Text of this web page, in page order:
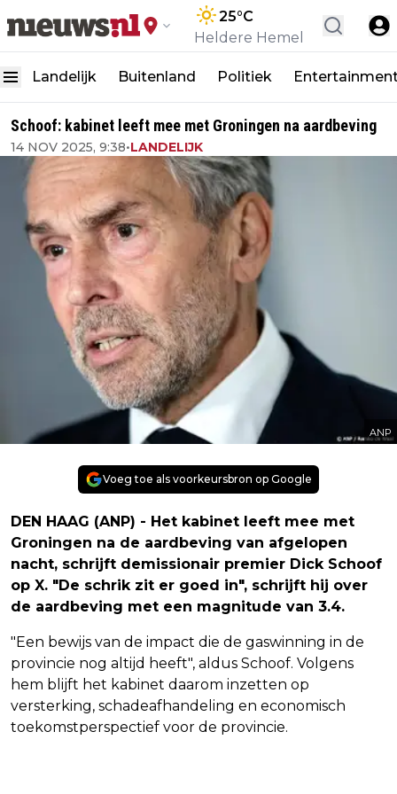
25°C
Heldere Hemel
Landelijk Buitenland Politiek
Schoof: kabinet leeft mee met Groningen na aardbeving
14 NOV 2025, 9:38•LANDELIJK
ANP
Voeg toe als voorkeursbron op Google
DEN HAAG (ANP) - Het kabinet leeft mee met
Groningen na de aardbeving van afgelopen
nacht, schrijft demissionair premier Dick Schoof
op X. "De schrik zit er goed in", schrijft hij over
de aardbeving met een magnitude van 3.4.
"Een bewijs van de impact die de gaswinning in de
provincie nog altijd heeft", aldus Schoof. Volgens
hem blijft het kabinet daarom inzetten op
versterking, schadeafhandeling en economisch
toekomstperspectief voor de provincie.